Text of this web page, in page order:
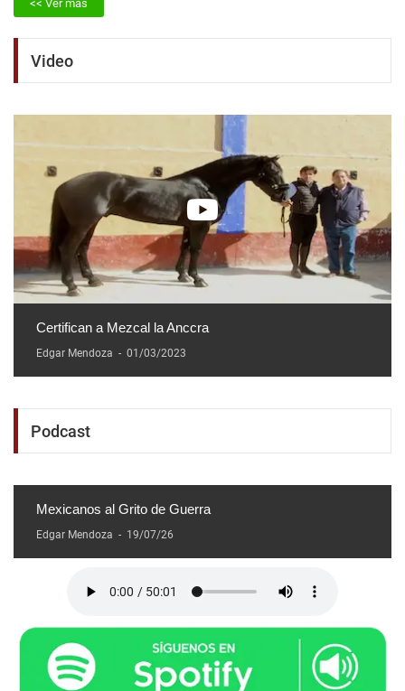
<< Ver más
Video
Certifican a Mezcal la Anccra
Edgar Mendoza - 01/03/2023
Podcast
Mexicanos al Grito de Guerra
Edgar Mendoza - 19/07/26